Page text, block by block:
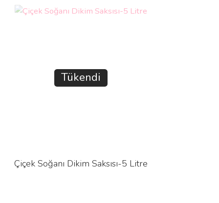
Tükendi
Çiçek Soğanı Dikim Saksısı-5 Litre